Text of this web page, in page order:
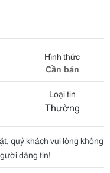
Hình thức
Cần bán
Loại tin
Thường
quý khách vui lòng không
đăng tin!